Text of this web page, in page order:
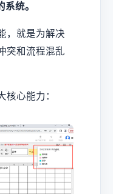
统。
，就是为解决
突和流程混乱
心能力：